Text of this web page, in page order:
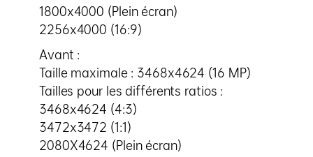
1800x4000 (Plein écran)
2256x4000 (16:9)
Avant :
Taille maximale : 3468x4624 (16 MP)
Tailles pour les différents ratios :
3468x4624 (4:3)
3472x3472 (1:1)
2080X4624 (Plein écran)